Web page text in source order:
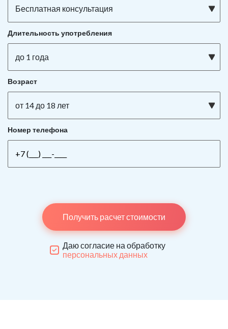
Бесплатная консультация
Длительность употребления
до 1 года
Возраст
от 14 до 18 лет
Номер телефона
Получить расчет стоимости
Даю согласие на обработку
персональных данных